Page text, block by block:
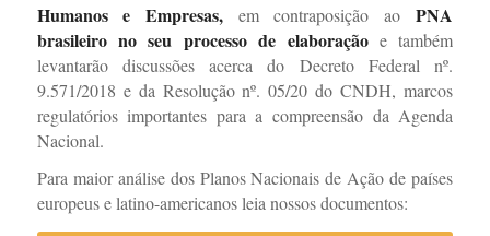
Humanos e Empresas,em contraposição aoPNA
brasileiro no seu processo de elaboraçãoe também
levantarão discussões acerca do Decreto Federal nº.
9.571/2018 e da Resolução nº. 05/20 do CNDH, marcos
regulatórios importantes para a compreensão da Agenda
Nacional.
Para maior análise dos Planos Nacionais de Ação de países
europeus e latino-americanos leia nossos documentos: